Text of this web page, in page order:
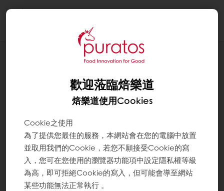
應用配方
歡迎蒞臨焙樂道
焙樂道使用Cookies
Cookie之使用
為了提供您最佳的服務，本網站會在您的電腦中放置
並取用我們的Cookie，若您不願接受Cookie的寫
入，您可在您使用的瀏覽器功能項中設定隱私權等級
為高，即可拒絕Cookie的寫入，但可能會導至網站
某些功能無法正常執行 。